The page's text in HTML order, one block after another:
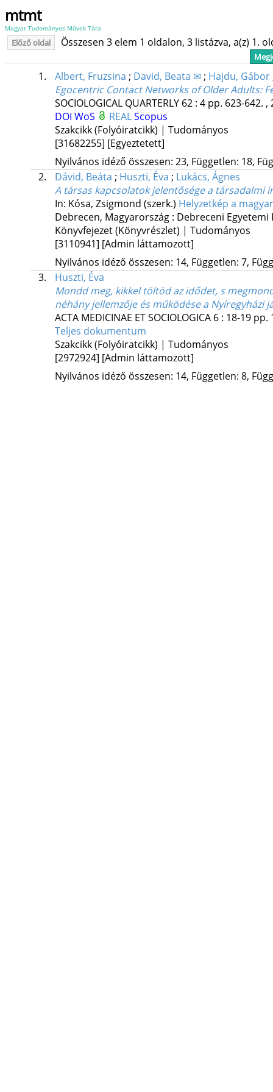
mtmt
Magyar Tudományos Művek Tára
Előző oldal Összesen 3 elem 1 oldalon, 3 listázva, a(z) 1.
1. Albert, Fruzsina ; David, Beata ✉; Hajdu, Gábor
Egocentric Contact Networks of Older Adults:
SOCIOLOGICAL QUARTERLY 62: 4 pp. 623-642. ,
DOI WoS REALScopus
Szakcikk (Folyóiratcikk) | Tudományos
[31682255] [Egyeztetett]
Nyilvános idéző összesen: 23, Független: 18,
2.
Dávid, Beáta ; Huszti, Éva ; Lukács, Ágnes
A társas kapcsolatok jelentősége a társadalmi
In: Kósa, Zsigmond (szerk.) Helyzetkép a
Debrecen, Magyarország : Debreceni Egyetemi
Könyvfejezet (Könyvrészlet) | Tudományos
[3110941] [Admin láttamozott]
Nyilvános idéző összesen: 14, Független: 7,
3.
Huszti, Éva
Mondd meg, kikkel töltöd az idődet, s
néhány jellemzője és működése a Nyíregyházi
ACTA MEDICINAE ET SOCIOLOGICA 6: 18-19 pp.
Teljes dokumentum
Szakcikk (Folyóiratcikk) | Tudományos
[2972924] [Admin láttamozott]
Nyilvános idéző összesen: 14, Független: 8,